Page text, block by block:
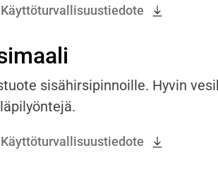
Käyttöturvallisuustiedote
sisähirsipinnoille. Hyvin
Käyttöturvallisuustiedote